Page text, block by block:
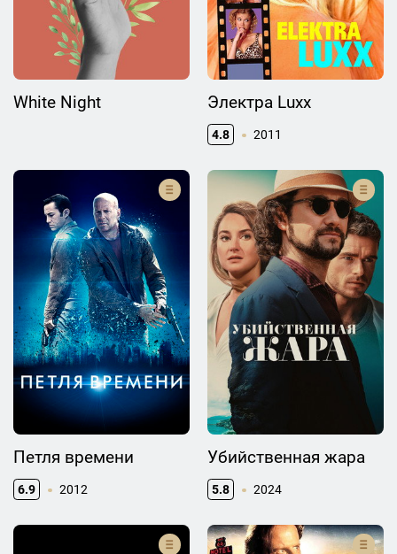
White Night Электра Luxx
4.8 2011
Петля времени
6.9 2012
Убийственная жара
5.8 2024